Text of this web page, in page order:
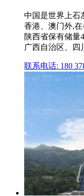
中国是世界上石
香港、澳门外,
陕西省保有储量
广西自治区、四
联系电话: 180